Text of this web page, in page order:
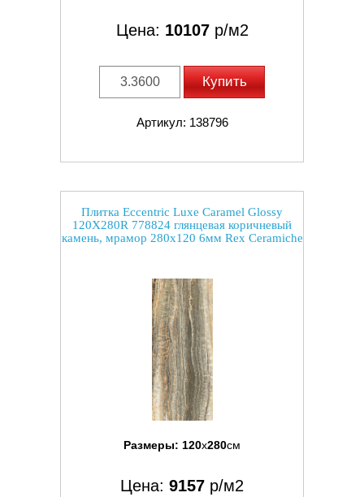
Цена: 10107р/м2
Купить
Артикул: 138796
Плитка Eccentric Luxe Caramel Glossy
120X280R 778824 глянцевая коричневый
камень, мрамор 280x120 6мм Rex Ceramiche
Размеры: 120x280см
Цена: 9157 р/м2